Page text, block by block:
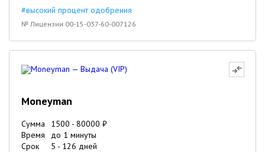
#высокий процент одобрения
№ Лицензии 00-15-037-60-007126
Moneyman
Сумма 1500 - 80000 ₽
Время
до 1 минуты
Срок
5 - 126 дней